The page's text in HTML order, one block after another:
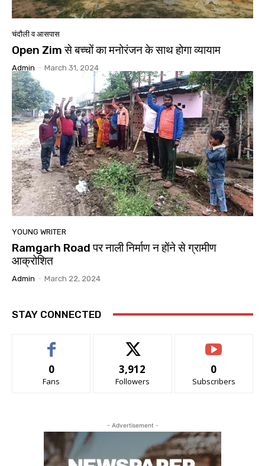
चंदौली व आसपास
Open Zim से बच्चों का मनोरंजन के साथ होगा व्यायाम
Admin - March 31, 2024
YOUNG WRITER
Ramgarh Road पर नाली निर्माण न होंने से ग्रामीण
आक्रोशित
Admin - March 22, 2024
STAY CONNECTED
0
Fans
3,912
Followers
0
Subscribers
- Advertisement -